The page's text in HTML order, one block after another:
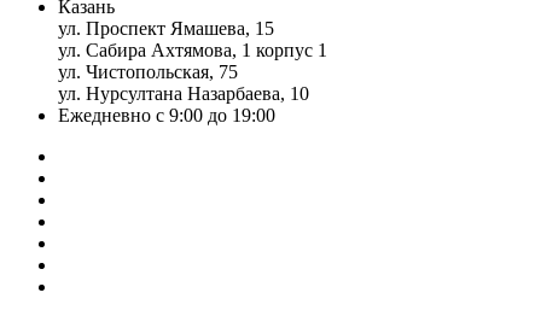
Казань
ул. Проспект Ямашева, 15
ул. Сабира Ахтямова, 1 корпус 1
ул. Чистопольская, 75
ул. Нурсултана Назарбаева, 10
Ежедневно с 9:00 до 19:00